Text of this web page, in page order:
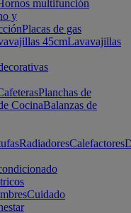
multifunción
y
Placas de gas
45cmLavavajillas
Planchas de
CocinaBalanzas de
RadiadoresCalefactores
Cuidado